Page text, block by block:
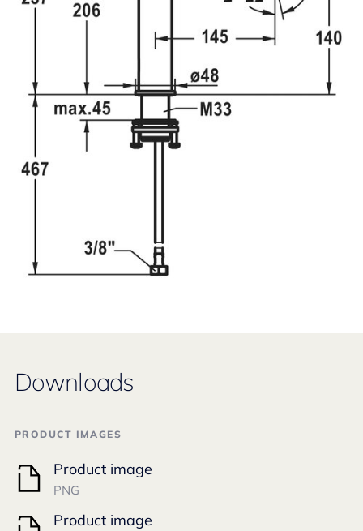
Downloads
PRODUCT IMAGES
Product image
PNG
Product image